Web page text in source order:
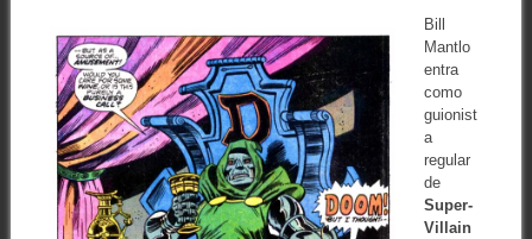
Bill
Mantlo
entra
como
guionist
a
regular
de
Super-
Villain